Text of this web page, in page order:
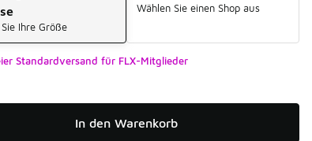
Ihre Größe
Wählen Sie einen Shop aus
Standardversand für FLX-Mitglieder
In den Warenkorb